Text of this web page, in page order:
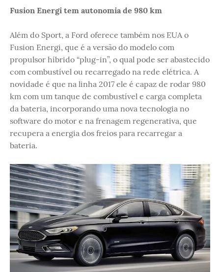
Fusion Energi tem autonomia de 980 km
Além do Sport, a Ford oferece também nos EUA o
Fusion Energi, que é a versão do modelo com
propulsor híbrido “plug-in”, o qual pode ser abastecido
com combustível ou recarregado na rede elétrica. A
novidade é que na linha 2017 ele é capaz de rodar 980
km com um tanque de combustível e carga completa
da bateria, incorporando uma nova tecnologia no
software do motor e na frenagem regenerativa, que
recupera a energia dos freios para recarregar a
bateria.